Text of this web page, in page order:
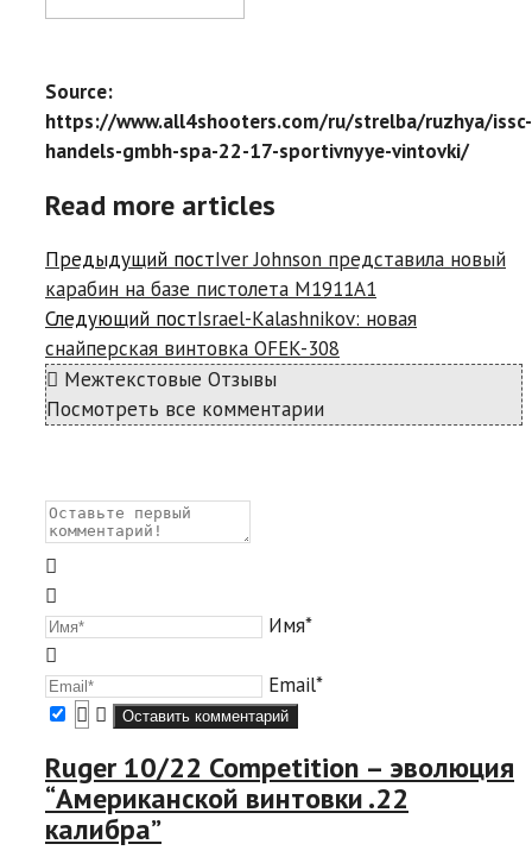
Source:
https://www.all4shooters.com/ru/strelba/ruzhya/issc-
handels-gmbh-spa-22-17-sportivnyye-vintovki/
Read more articles
Предыдущий постIver Johnson представила новый
карабин на базе пистолета М1911А1
Следующий постIsrael-Kalashnikov: новая
снайперская винтовка OFEK-308
Межтекстовые Отзывы
Посмотреть все комментарии
Имя*
Email*
Ruger 10/22 Competition – эволюция
“Американской винтовки .22
калибра”